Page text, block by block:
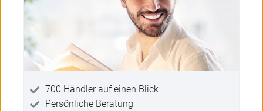
700 Händler auf einen Blick
Persönliche Beratung